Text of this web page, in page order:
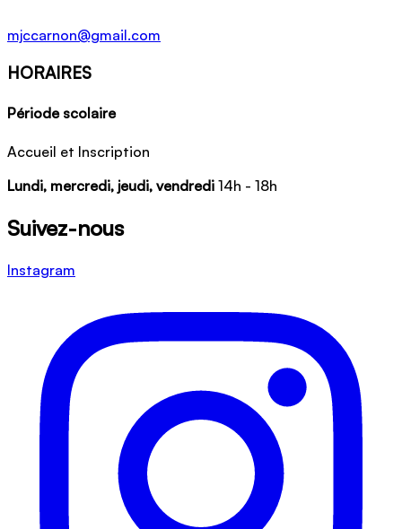
mjccarnon@gmail.com
HORAIRES
Période scolaire
Accueil et Inscription
Lundi, mercredi, jeudi, vendredi 14h - 18h
Suivez-nous
Instagram